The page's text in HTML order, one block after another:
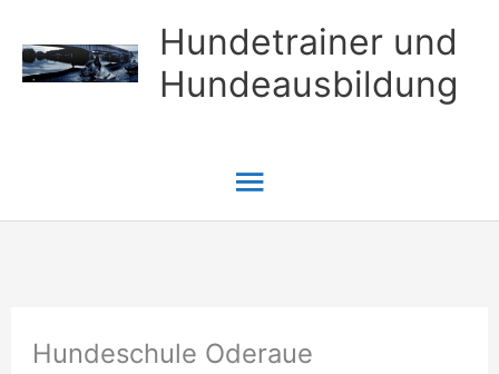
Inhalt
springen
Hundetrainer und
Hundeausbildung
Hauptmenü
Hundeschule Oderaue